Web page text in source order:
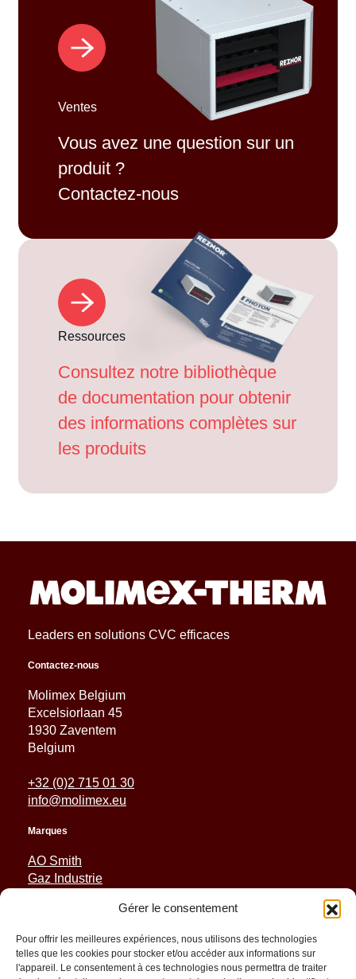
Gérer le consentement
Pour offrir les meilleures expériences, nous utilisons des technologies
telles que les cookies pour stocker et/ou accéder aux informations sur
l'appareil. Le consentement à ces technologies nous permettra de traiter
Ventes
Vous avez une question sur un
produit ?
Contactez-nous
Ressources
Consultez notre bibliothèque
de documentation pour obtenir
des informations complètes sur
les produits
Leaders en solutions CVC efficaces
Contactez-nous
Molimex Belgium
Excelsiorlaan 45
1930 Zaventem
Belgium
+32 (0)2 715 01 30
info@molimex.eu
Marques
AO Smith
Gaz Industrie
Liens rapides